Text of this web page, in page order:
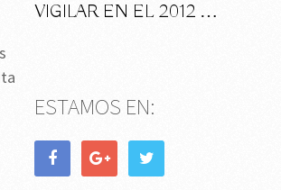
VIGILAR EN EL 2012 …
ESTAMOS EN: